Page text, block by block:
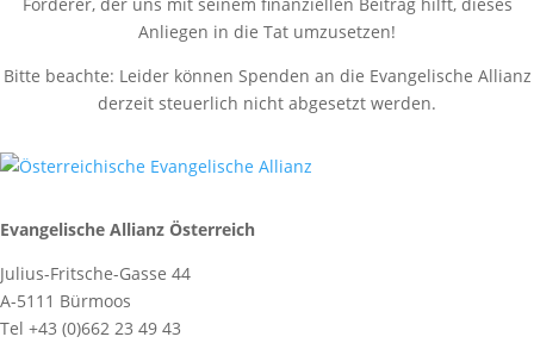
Anliegen in die Tat umzusetzen!
Bitte beachte: Leider können Spenden an die Evangelische Allianz
derzeit steuerlich nicht abgesetzt werden.
Evangelische Allianz Österreich
Julius-Fritsche-Gasse 44
A-5111 Bürmoos
Tel +43 (0)662 23 49 43